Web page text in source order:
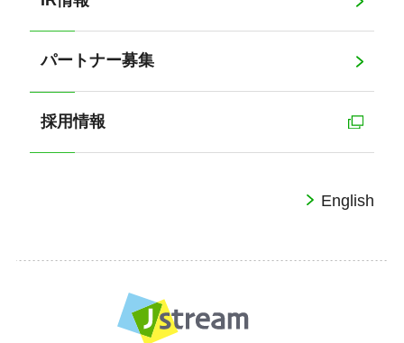
パートナー募集
採用情報
English